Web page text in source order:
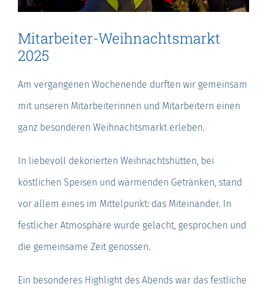
Mitarbeiter-Weihnachtsmarkt
2025
Am vergangenen Wochenende durften wir gemeinsam
mit unseren Mitarbeiterinnen und Mitarbeitern einen
ganz besonderen Weihnachtsmarkt erleben.
In liebevoll dekorierten Weihnachtshütten, bei
köstlichen Speisen und wärmenden Getränken, stand
vor allem eines im Mittelpunkt: das Miteinander. In
festlicher Atmosphäre wurde gelacht, gesprochen und
die gemeinsame Zeit genossen.
Ein besonderes Highlight des Abends war das festliche